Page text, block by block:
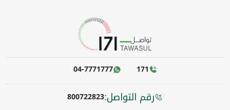
171
04-7771777
رقم التواصل:800722823